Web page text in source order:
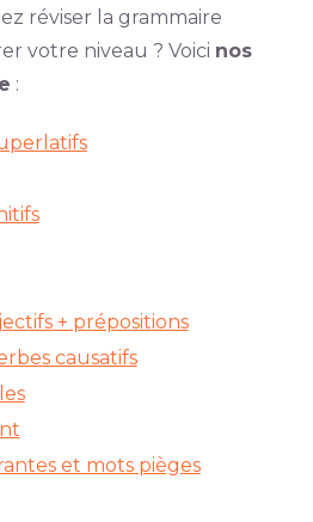
réviser la grammaire
votre niveau ? Voici nos
:
+ prépositions
causatifs
et mots pièges